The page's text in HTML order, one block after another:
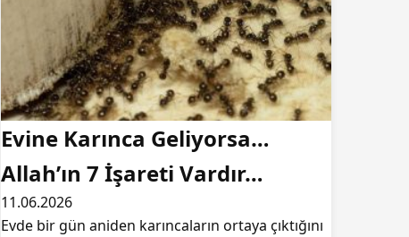
Evine Karınca Geliyorsa…
Allah’ın 7 İşareti Vardır…
11.06.2026
Evde bir gün aniden karıncaların ortaya çıktığını